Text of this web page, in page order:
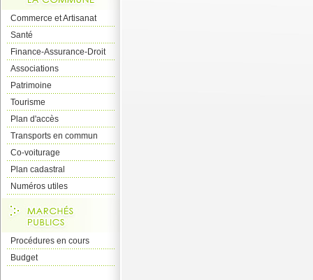
Commerce et Artisanat
Santé
Finance-Assurance-Droit
Associations
Patrimoine
Tourisme
Plan d'accès
Transports en commun
Co-voiturage
Plan cadastral
Numéros utiles
Procédures en cours
Budget